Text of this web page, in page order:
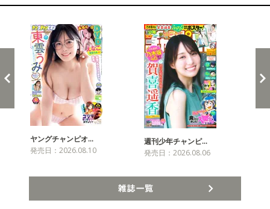
ヤングチャンピオ…
発売日：2026.08.10
週刊少年チャンピ…
発売日：2026.08.06